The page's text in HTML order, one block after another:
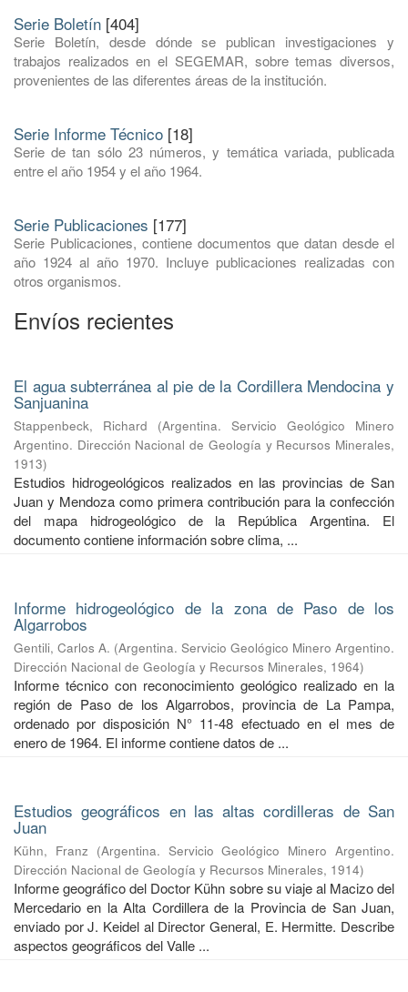
Serie Boletín [404]
Serie Boletín, desde dónde se publican investigaciones y
trabajos realizados en el SEGEMAR, sobre temas diversos,
provenientes de las diferentes áreas de la institución.
Serie Informe Técnico [18]
Serie de tan sólo 23 números, y temática variada, publicada
entre el año 1954 y el año 1964.
Serie Publicaciones [177]
Serie Publicaciones, contiene documentos que datan desde el
año 1924 al año 1970. Incluye publicaciones realizadas con
otros organismos.
Envíos recientes
El agua subterránea al pie de la Cordillera Mendocina y
Sanjuanina
Stappenbeck, Richard (Argentina. Servicio Geológico Minero
Argentino. Dirección Nacional de Geología y Recursos Minerales,
1913)
Estudios hidrogeológicos realizados en las provincias de San
Juan y Mendoza como primera contribución para la confección
del mapa hidrogeológico de la República Argentina. El
documento contiene información sobre clima, ...
Informe hidrogeológico de la zona de Paso de los
Algarrobos
Gentili, Carlos A. (Argentina. Servicio Geológico Minero Argentino.
Dirección Nacional de Geología y Recursos Minerales, 1964)
Informe técnico con reconocimiento geológico realizado en la
región de Paso de los Algarrobos, provincia de La Pampa,
ordenado por disposición N° 11-48 efectuado en el mes de
enero de 1964. El informe contiene datos de ...
Estudios geográficos en las altas cordilleras de San
Juan
Kühn, Franz (Argentina. Servicio Geológico Minero Argentino.
Dirección Nacional de Geología y Recursos Minerales, 1914)
Informe geográfico del Doctor Kühn sobre su viaje al Macizo del
Mercedario en la Alta Cordillera de la Provincia de San Juan,
enviado por J. Keidel al Director General, E. Hermitte. Describe
aspectos geográficos del Valle ...